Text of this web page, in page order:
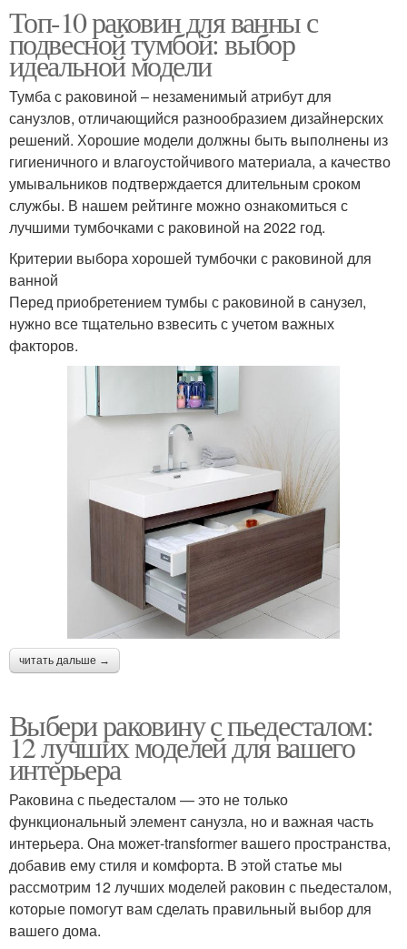
Топ-10 раковин для ванны с
подвесной тумбой: выбор
идеальной модели
Тумба с раковиной – незаменимый атрибут для
санузлов, отличающийся разнообразием дизайнерских
решений. Хорошие модели должны быть выполнены из
гигиеничного и влагоустойчивого материала, а качество
умывальников подтверждается длительным сроком
службы. В нашем рейтинге можно ознакомиться с
лучшими тумбочками с раковиной на 2022 год.
Критерии выбора хорошей тумбочки с раковиной для
ванной
Перед приобретением тумбы с раковиной в санузел,
нужно все тщательно взвесить с учетом важных
факторов.
читать дальше →
Выбери раковину с пьедесталом:
12 лучших моделей для вашего
интерьера
Раковина с пьедесталом — это не только
функциональный элемент санузла, но и важная часть
интерьера. Она может-transformer вашего пространства,
добавив ему стиля и комфорта. В этой статье мы
рассмотрим 12 лучших моделей раковин с пьедесталом,
которые помогут вам сделать правильный выбор для
вашего дома.